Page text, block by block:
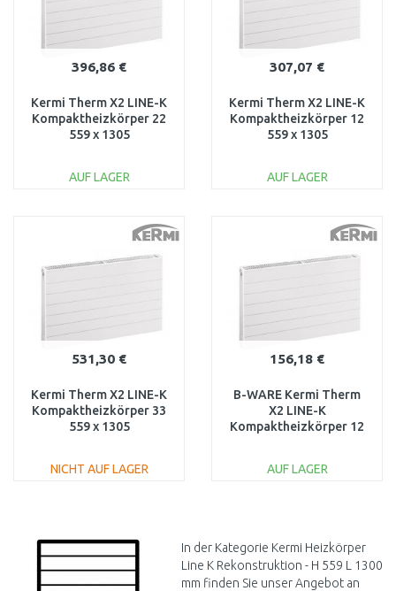
396,86 €
Kermi Therm X2 LINE-K
Kompaktheizkörper 22
559 x 1305
AUF LAGER
307,07 €
Kermi Therm X2 LINE-K
Kompaktheizkörper 12
559 x 1305
AUF LAGER
531,30 €
Kermi Therm X2 LINE-K
Kompaktheizkörper 33
559 x 1305
NICHT AUF LAGER
Vergleichen
156,18 €
B-WARE Kermi Therm
X2 LINE-K
Kompaktheizkörper 12
BESCHÄDIGT
AUF LAGER
Vergleichen
In der Kategorie Kermi Heizkörper
Line K Rekonstruktion - H 559 L 1300
mm finden Sie unser Angebot an